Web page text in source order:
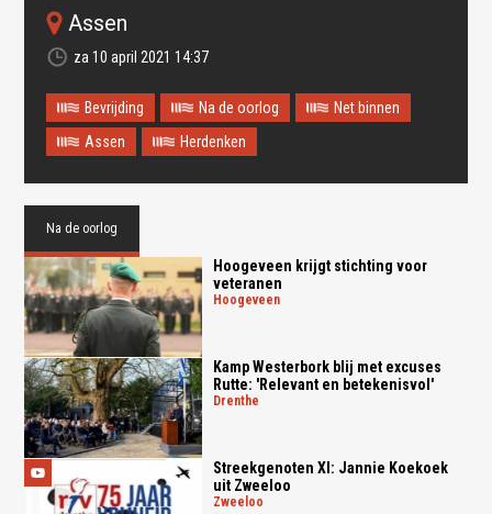
Assen
za 10 april 2021 14:37
Bevrijding Na de oorlog
Net binnen
Assen
Herdenken
Na de oorlog
Hoogeveen krijgt stichting voor
veteranen
hoogeveen
Kamp Westerbork blij met excuses
Rutte: 'Relevant en betekenisvol'
drenthe
Streekgenoten XI: Jannie Koekoek
uit Zweeloo
zweeloo